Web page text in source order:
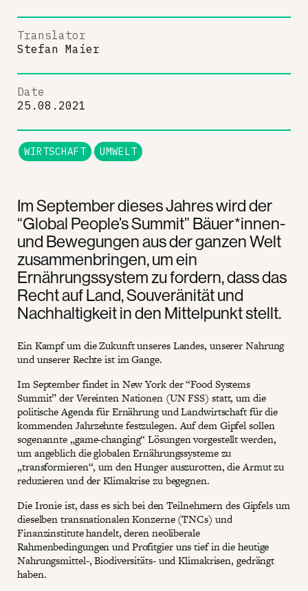
Im September dieses Jahres wird der
“Global People’s Summit” Bäuer*innen-
und Bewegungen aus der ganzen Welt
zusammenbringen, um ein
Ernährungssystem zu fordern, dass das
Recht auf Land, Souveränität und
Nachhaltigkeit in den Mittelpunkt stellt.
Ein Kampf um die Zukunft unseres Landes, unserer Nahrung
und unserer Rechte ist im Gange.
Im September findet in New York der “Food Systems
Summit” der Vereinten Nationen (UN FSS) statt, um die
politische Agenda für Ernährung und Landwirtschaft für die
kommenden Jahrzehnte festzulegen. Auf dem Gipfel sollen
sogenannte „game-changing“ Lösungen vorgestellt werden,
um angeblich die globalen Ernährungssysteme zu
„transformieren“, um den Hunger auszurotten, die Armut zu
reduzieren und der Klimakrise zu begegnen.
Die Ironie ist, dass es sich bei den Teilnehmern des Gipfels um
dieselben transnationalen Konzerne (TNCs) und
Finanzinstitute handelt, deren neoliberale
Rahmenbedingungen und Profitgier uns tief in die heutige
Nahrungsmittel-, Biodiversitäts- und Klimakrisen, gedrängt
haben.
Translator
Stefan Maier
Date
25.08.2021
WIRTSCHAFT UMWELT